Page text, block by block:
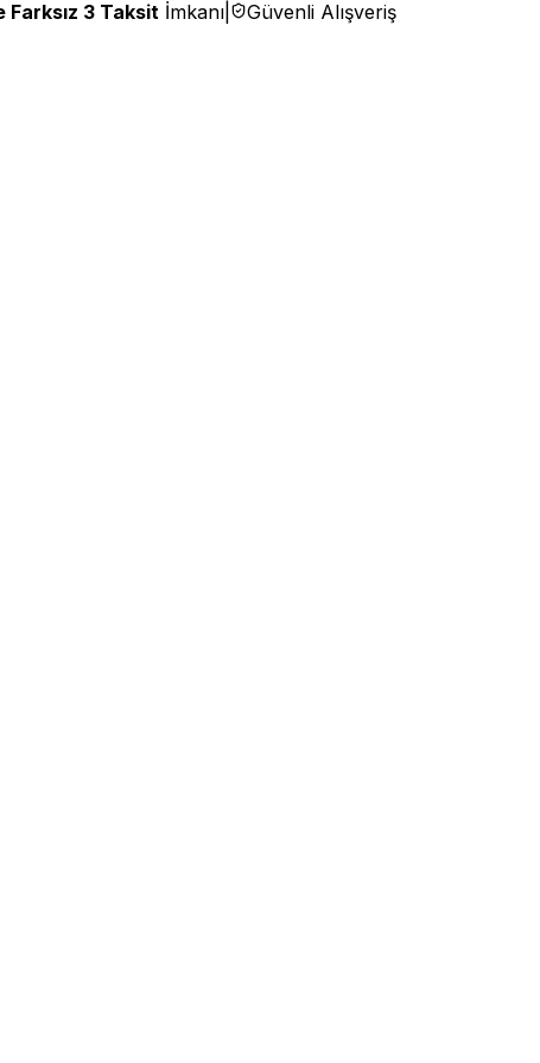
Farksız 3 Taksit İmkanı Güvenli Alışveriş